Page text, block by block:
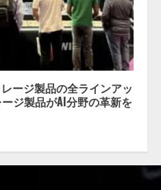
レージ製品の全ラインアッ
ジ製品がAI分野の革新を